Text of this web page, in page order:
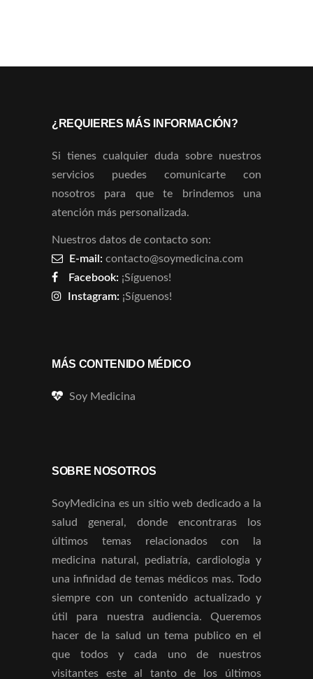
¿REQUIERES MÁS INFORMACIÓN?
Si tienes cualquier duda sobre nuestros
servicios puedes comunicarte con
nosotros para que te brindemos una
atención más personalizada.
Nuestros datos de contacto son:
E-mail: contacto@soymedicina.com
Facebook: ¡Síguenos!
Instagram: ¡Síguenos!
MÁS CONTENIDO MÉDICO
Soy Medicina
SOBRE NOSOTROS
SoyMedicina es un sitio web dedicado a la
salud general, donde encontraras los
últimos temas relacionados con la
medicina natural, pediatría, cardiologia y
una infinidad de temas médicos mas. Todo
siempre con un contenido actualizado y
útil para nuestra audiencia. Queremos
hacer de la salud un tema publico en el
que todos y cada uno de nuestros
visitantes este al tanto de los últimos